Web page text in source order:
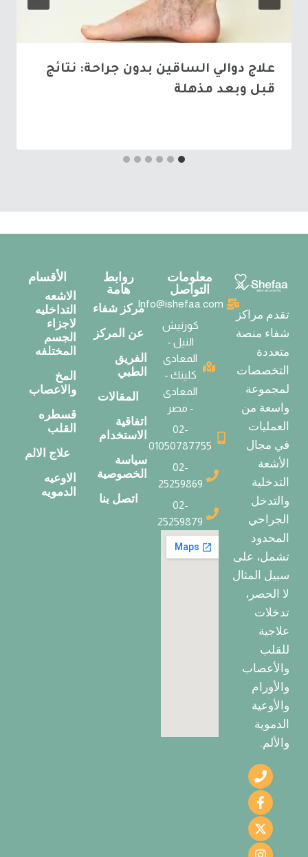
علاج دوالي الساقين بدون جراحة: نتائج
قبل وبعد مذهلة
تقدم مراكز
شفاء منصة
متعددة
التخصصات
لمجموعة
واسعة من
العمليات
في مجال
الأشعة
التدخلية
والتدخل
الجراحي
المحدود
تشمل، على
سبيل المثال
لا الحصر،
تدخلات
علاجية
للقلب
والأعصاب
والأورام
والأوعية
الدموية
والألم.
روابط
هامة
مركز شفاء
عن المركز
الفريق
الطبي
المقالات
اتفاقية
الاستخدام
سياسة
الخصوصية
اتصل بنا
الأقسام
الاشعه
التداخليه
لاجزاء
الجسم
المختلفه
المخ
والاعصاب
قسطره
القلب
علاج الالم
الاوعيه
الدمويه
معلومات
التواصل
Info@ishefaa.com
كورنيش
النيل -
المعادى
كلينك -
المعادى
- مصر
02-
01050787755
02-
25259869
02-
25259879